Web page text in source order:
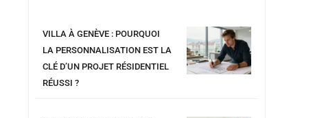
VILLA À GENÈVE : POURQUOI
LA PERSONNALISATION EST LA
CLÉ D’UN PROJET RÉSIDENTIEL
RÉUSSI ?